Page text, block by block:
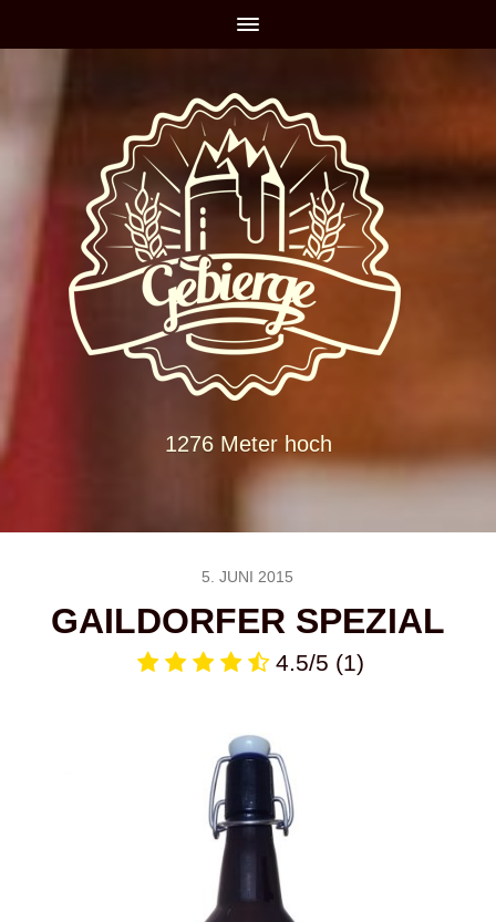
1276 Meter hoch
5. JUNI 2015
GAILDORFER SPEZIAL
4.5/5 (1)